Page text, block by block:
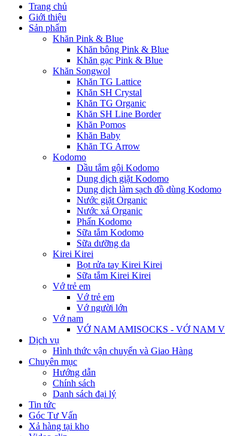
Trang chủ
Giới thiệu
Sản phẩm
Khăn Pink & Blue
Khăn bông Pink & Blue
Khăn gạc Pink & Blue
Khăn Songwol
Khăn TG Lattice
Khăn SH Crystal
Khăn TG Organic
Khăn SH Line Border
Khăn Pomos
Khăn Baby
Khăn TG Arrow
Kodomo
Dầu tắm gội Kodomo
Dung dịch giặt Kodomo
Dung dịch làm sạch đồ dùng Kodomo
Nước giặt Organic
Nước xả Organic
Phấn Kodomo
Sữa tắm Kodomo
Sữa dưỡng da
Kirei Kirei
Bọt rửa tay Kirei Kirei
Sữa tắm Kirei Kirei
Vớ trẻ em
Vớ trẻ em
Vớ người lớn
Vớ nam
VỚ NAM AMISOCKS - VỚ NAM
Dịch vụ
Hình thức vận chuyển và Giao Hàng
Chuyên mục
Hướng dẫn
Chính sách
Danh sách đại lý
Tin tức
Góc Tư Vấn
Xả hàng tại kho